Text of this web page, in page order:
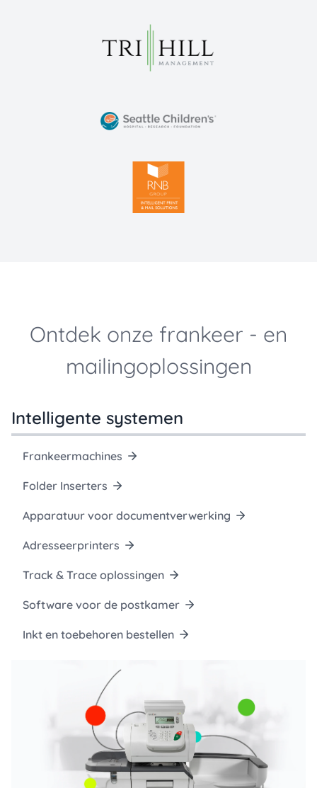
Ontdek onze frankeer - en
mailingoplossingen
Intelligente systemen
Frankeermachines
Folder Inserters
Apparatuur voor documentverwerking
Adresseerprinters
Track & Trace oplossingen
Software voor de postkamer
Inkt en toebehoren bestellen